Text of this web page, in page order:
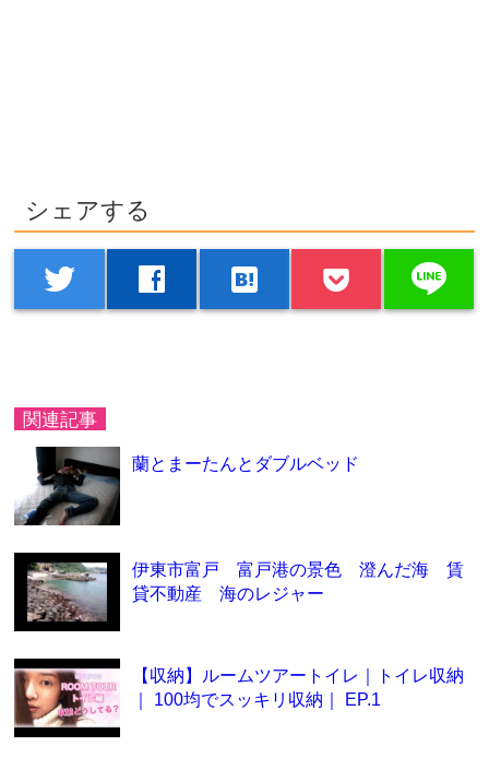
シェアする
twitter facebook hatenabookmark line
関連記事
蘭とまーたんとダブルベッド
伊東市富戸 富戸港の景色 澄んだ海 賃
貸不動産 海のレジャー
【収納】ルームツアートイレ｜トイレ収納
｜ 100均でスッキリ収納｜ EP.1